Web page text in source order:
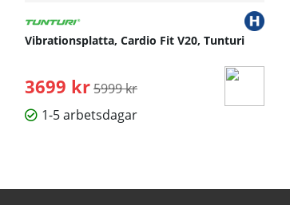
Vibrationsplatta, Cardio Fit V20, Tunturi
3699 kr Ordinarie pris:
5999 kr
1-5 arbetsdagar